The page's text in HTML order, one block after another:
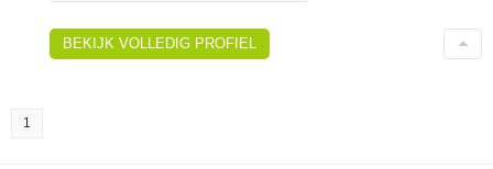
BEKIJK VOLLEDIG PROFIEL
1